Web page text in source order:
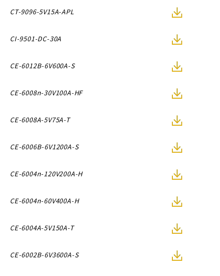
CT-9096-5V15A-APL
CI-9501-DC-30A
CE-6012B-6V600A-S
CE-6008n-30V100A-HF
CE-6008A-5V75A-T
CE-6006B-6V1200A-S
CE-6004n-120V200A-H
CE-6004n-60V400A-H
CE-6004A-5V150A-T
CE-6002B-6V3600A-S